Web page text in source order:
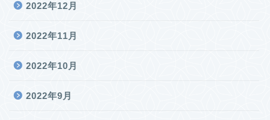
2022年12月
2022年11月
2022年10月
2022年9月